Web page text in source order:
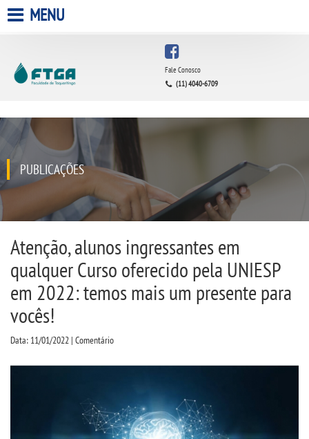
A FACULDADE
QUEM SOMOS
INFRAESTRUTURA
BIBLIOTECA
CPA
CPSA
MENU
Fale Conosco
(11) 4040-6709
PUBLICAÇÕES
Atenção, alunos ingressantes em
qualquer Curso oferecido pela UNIESP
em 2022: temos mais um presente para
vocês!
Data: 11/01/2022 | Comentário